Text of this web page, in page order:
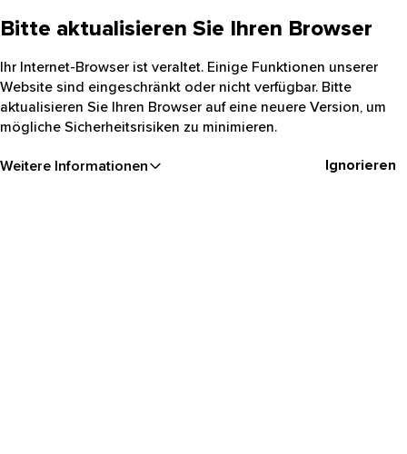
Bitte aktualisieren Sie Ihren Browser
Ihr Internet-Browser ist veraltet. Einige Funktionen unserer
Website sind eingeschränkt oder nicht verfügbar. Bitte
aktualisieren Sie Ihren Browser auf eine neuere Version, um
mögliche Sicherheitsrisiken zu minimieren.
Weitere Informationen Ignorieren